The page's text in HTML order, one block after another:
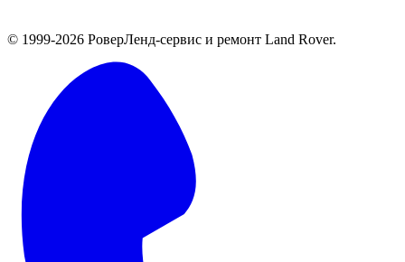
© 1999-2026 РоверЛенд-сервис и ремонт Land Rover.